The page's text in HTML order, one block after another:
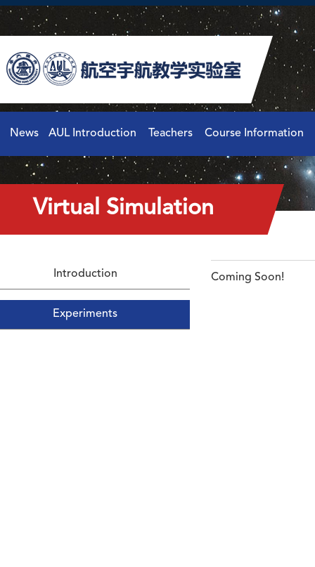
News AUL Introduction Teachers Course Information
Virtual Simulation
Introduction
Experiments
Coming Soon!